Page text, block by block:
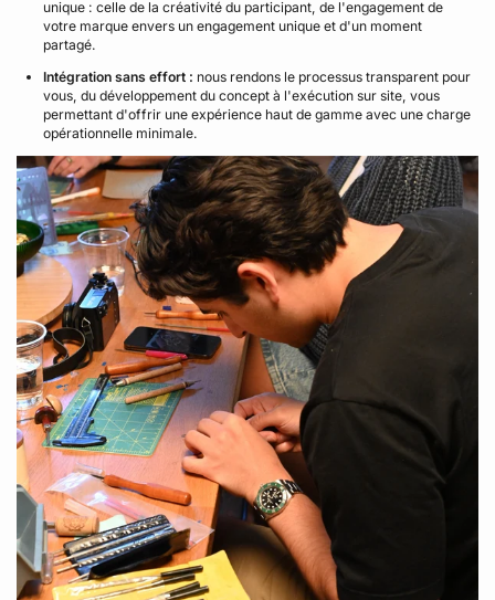
unique : celle de la créativité du participant, de l'engagement de
votre marque envers un engagement unique et d'un moment
partagé.
Intégration sans effort : nous rendons le processus transparent pour
vous, du développement du concept à l'exécution sur site, vous
permettant d'offrir une expérience haut de gamme avec une charge
opérationnelle minimale.